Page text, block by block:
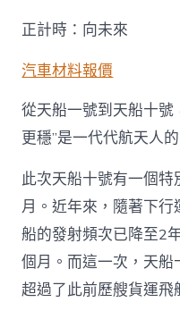
正計時：向未來
汽車材料報價
從天船一號到天船十號
更穩”是一代代航天人
此次天船十號有一個
月。近年來，隨著下
船的發射頻次已降至2
個月。而這一次，天船
超過了此前歷艘貨運飛